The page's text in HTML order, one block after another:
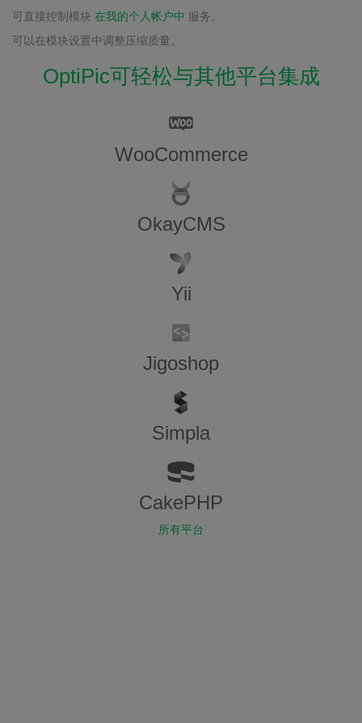
可直接控制模块 在我的个人帐户中 服务。
可以在模块设置中调整压缩质量。
OptiPic可轻松与其他平台集成
WooCommerce
OkayCMS
Yii
Jigoshop
Simpla
CakePHP
所有平台